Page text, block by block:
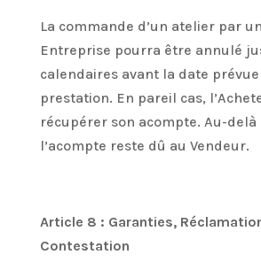
La commande d’un atelier par
Entreprise pourra être annulé
calendaires avant la date
prestation. En pareil cas,
récupérer son acompte. Au-delà
l’acompte reste dû au Vendeur.
Article 8 : Garanties,
Contestation